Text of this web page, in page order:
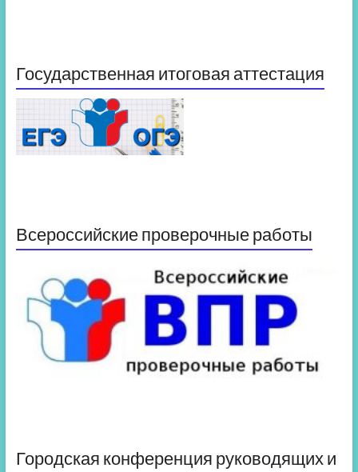
Государственная итоговая аттестация
Всероссийские проверочные работы
Городская конференция руководящих и